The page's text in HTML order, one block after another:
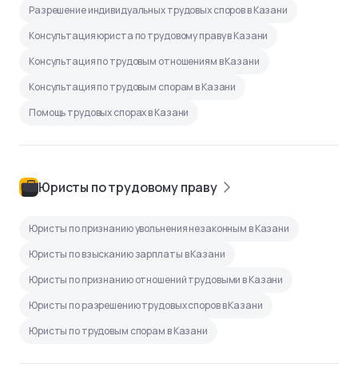
Разрешение индивидуальных трудовых споров в Казани
Консультация юриста по трудовому праву в Казани
Консультация по трудовым отношениям в Казани
Консультация по трудовым спорам в Казани
Помощь трудовых спорах в Казани
Юристы по трудовому праву
Юристы по признанию увольнения незаконным в Казани
Юристы по взысканию зарплаты в Казани
Юристы по признанию отношений трудовыми в Казани
Юристы по разрешению трудовых споров в Казани
Юристы по трудовым спорам в Казани